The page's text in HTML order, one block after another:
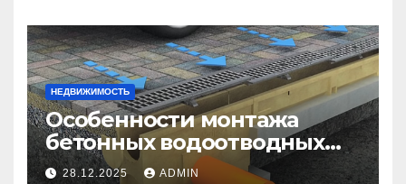
НЕДВИЖИМОСТЬ
Особенности монтажа
бетонных водоотводных
лотков: эффективность и
28.12.2025 ADMIN